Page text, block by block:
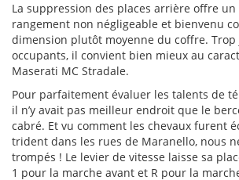
La suppression des places arrière offre un
rangement non négligeable et bienvenu
dimension plutôt moyenne du coffre.
occupants, il convient bien mieux au
Maserati MC Stradale.
Pour parfaitement évaluer les talents de
il n’y avait pas meilleur endroit que le
cabré. Et vu comment les chevaux furent
trident dans les rues de Maranello, nous
trompés ! Le levier de vitesse laisse sa
1 pour la marche avant et R pour la